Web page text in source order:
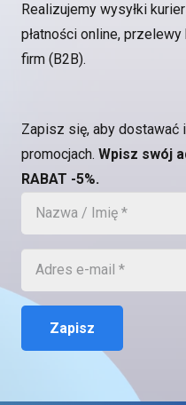
Realizujemy wysyłki
płatności online,
firm (B2B).
Zapisz się, aby dostawać
promocjach. Wpisz swój
RABAT -5%.
Zapisz